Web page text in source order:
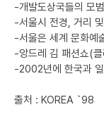
-개발도상국들의 모
-서울시 전경, 거리
-서울은 세계 문화예
-앙드레 김 패션쇼(
-2002년에 한국과
출처 : KOREA `98